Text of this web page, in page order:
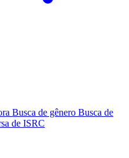
Busca de gênero Busca de
de ISRC